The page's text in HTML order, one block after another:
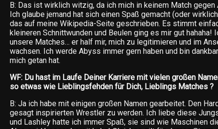
B: Das ist wirklich witzig, da ich mich in keinem Match
Ich glaube jemand hat sich einen Spaß gemacht (oder
das auf meine Wikipedia-Seite geschrieben. Es stimmt
kleineren Schnittwunden und Beulen ging es mir gut hahaha!
unsere Matches… er half mir, mich zu legitimieren und im
wachsen. Ich werde Abyss immer gern haben und bin
mich getan hat.
WF: Du hast im Laufe Deiner Karriere mit vielen großen
so etwas wie Lieblingsfehden für Dich, Lieblings Matches ?
B: Ja ich habe mit einigen großen Namen gearbeitet. Den
gesagt inspirierten Wrestler zu werden. Ich liebe diese
und Lashley hatte ich immer Spaß, sie sind wie Maschinen